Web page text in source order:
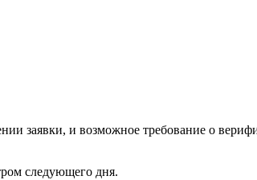
заявки, и возможное требование о
следующего дня.